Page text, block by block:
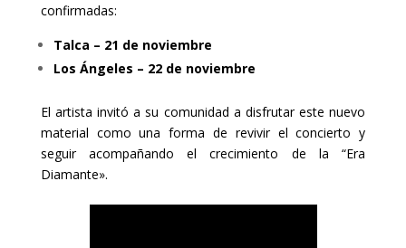
confirmadas:
Talca – 21 de noviembre
Los Ángeles – 22 de noviembre
El artista invitó a su comunidad a disfrutar este nuevo
material como una forma de revivir el concierto y
seguir acompañando el crecimiento de la “Era
Diamante».